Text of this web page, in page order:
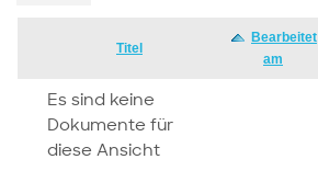
Titel
Bearbeitet
am
Es sind keine
Dokumente für
diese Ansicht